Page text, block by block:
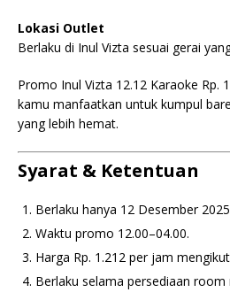
Lokasi Outlet
Berlaku di Inul Vizta sesuai gerai
Promo Inul Vizta 12.12 Karaoke Rp.
kamu manfaatkan untuk kumpul
yang lebih hemat.
Syarat & Ketentuan
Berlaku hanya 12 Desember
Waktu promo 12.00–04.00.
Harga Rp. 1.212 per jam
Berlaku selama persediaan room